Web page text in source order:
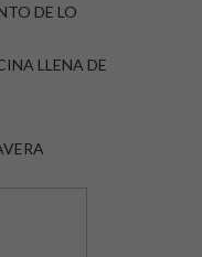
DE LO
LLENA DE